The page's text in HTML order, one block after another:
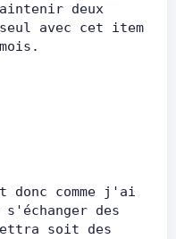
deux
avec cet item
mois.
des
soit des